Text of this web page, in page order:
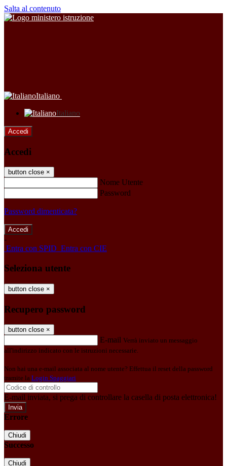
Salta al contenuto
Italiano
Italiano
Accedi
Accedi
button close ×
Nome Utente
Password
Password dimenticata?
-
Entra con SPID Entra con CIE
Seleziona utente
button close ×
Recupero password
button close ×
E-mail Verrà inviato un messaggio
all'indirizzo indicato con le istruzioni necessarie.
Non hai una e-mail associata al nome utente? Effettua il reset della password
tramite la Login Spaggiari
E-mail inviata, si prega di controllare la casella di posta elettronica!
Errore
Chiudi
Successo
Chiudi